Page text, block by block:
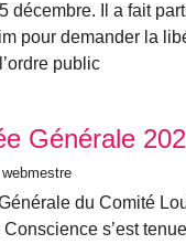
décembre. Il a fait
pour demander la
public
Générale
Générale du Comité
Conscience s’est